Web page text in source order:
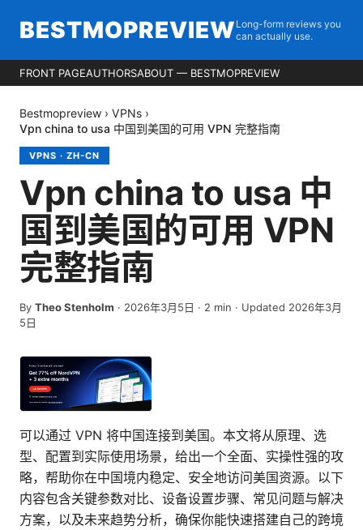
BESTMOPREVIEW Long-form reviews you
can actually use.
FRONT PAGEAUTHORSABOUT — BESTMOPREVIEW
Bestmopreview › VPNs ›
Vpn china to usa 中国到美国的可用 VPN 完整指南
VPNS · ZH-CN
Vpn china to usa 中
国到美国的可用 VPN
完整指南
By Theo Stenholm · 2026年3月5日 · 2 min · Updated 2026年3月
5日
可以通过 VPN 将中国连接到美国。本文将从原理、选
型、配置到实际使用场景，给出一个全面、实操性强的攻
略，帮助你在中国境内稳定、安全地访问美国资源。以下
内容包含关键参数对比、设备设置步骤、常见问题与解决
方案，以及未来趋势分析，确保你能快速搭建自己的跨境